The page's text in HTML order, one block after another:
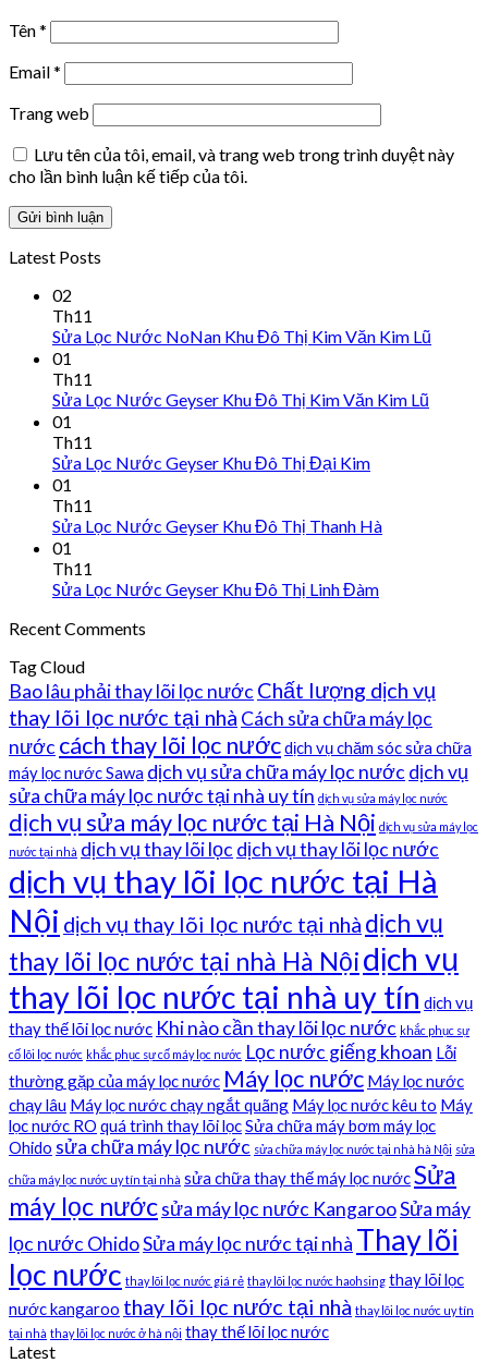
Tên*
Email*
Trang web
Lưu tên của tôi, email, và trang web trong trình duyệt này
cho lần bình luận kế tiếp của tôi.
Latest Posts
02
Th11
Sửa Lọc Nước NoNan Khu Đô Thị Kim Văn Kim Lũ
01
Th11
Sửa Lọc Nước Geyser Khu Đô Thị Kim Văn Kim Lũ
01
Th11
Sửa Lọc Nước Geyser Khu Đô Thị Đại Kim
01
Th11
Sửa Lọc Nước Geyser Khu Đô Thị Thanh Hà
01
Th11
Sửa Lọc Nước Geyser Khu Đô Thị Linh Đàm
Recent Comments
Tag Cloud
Bao lâu phải thay lõi lọc nước Chất lượng dịch vụ
thay lõi lọc nước tại nhà Cách sửa chữa máy lọc
nước cách thay lõi lọc nướcdịch vụ chăm sóc sửa chữa
máy lọc nước Sawa dịch vụ sửa chữa máy lọc nước dịch vụ
sửa chữa máy lọc nước tại nhà uy tín dịch vụ sửa máy lọc nước
dịch vụ sửa máy lọc nước tại Hà Nội dịch vụ sửa máy lọc
nước tại nhà dịch vụ thay lõi lọc dịch vụ thay lõi lọc nước
dịch vụ thay lõi lọc nước tại Hà
Nội dịch vụ thay lõi lọc nước tại nhà dịch vụ
thay lõi lọc nước tại nhà Hà Nộidịch vụ
thay lõi lọc nước tại nhà uy tín dịch vụ
thay thế lõi lọc nước Khi nào cần thay lõi lọc nước khắc phục sự
cố lõi lọc nước khắc phục sự cố máy lọc nước Lọc nước giếng khoan Lỗi
thường gặp của máy lọc nước Máy lọc nước Máy lọc nước
chạy lâu Máy lọc nước chạy ngắt quãng Máy lọc nước kêu to Máy
lọc nước RO quá trình thay lõi lọcSửa chữa máy bơm máy lọc
Ohido sửa chữa máy lọc nước sửa chữa máy lọc nước tại nhà hà Nội sửa
chữa máy lọc nước uy tín tại nhà sửa chữa thay thế máy lọc nướcSửa
máy lọc nướcsửa máy lọc nước KangarooSửa máy
lọc nước OhidoSửa máy lọc nước tại nhà Thay lõi
lọc nước thay lõi lọc nước giá rẻ thay lõi lọc nước haohsing thay lõi lọc
nước kangaroo thay lõi lọc nước tại nhà thay lõi lọc nước uy tín
tại nhà thay lõi lọc nước ở hà nội thay thế lõi lọc nước
Latest